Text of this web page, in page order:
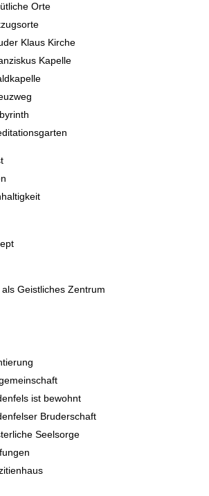
Orte
Klaus Kirche
Kapelle
Geistliches Zentrum
ist bewohnt
Bruderschaft
Seelsorge